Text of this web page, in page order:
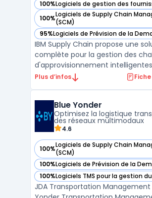
100%Logiciels de gestion des
— voir IBM Supply Chain dans cette
100%Logiciels de Supply Chain
(SCM)
— voir IBM Supply Chain dans cette
95%Logiciels de Prévision de la
— voir IBM Supply Chain dans cette
IBM Supply Chain propose une
complète pour la gestion des
d'approvisionnement
intégrant des technologies de
d'optimiser leurs processus de
en offrant une automatisa ...
Plus d’infos
Blue Yonder
Optimisez la logistique
des réseaux multimodaux
4.6
100%Logiciels de Supply Chain
(SCM)
— voir Blue Yonder dans cette
100%Logiciels de Prévision de la
— voir Blue Yonder dans cette
100%Logiciels TMS pour la gestion
— voir Blue Yonder dans cette
JDA Transportation Management